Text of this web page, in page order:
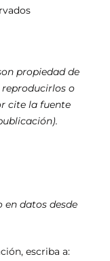
propiedad de
reproducirlos o
cite la fuente
en datos desde
escriba a: